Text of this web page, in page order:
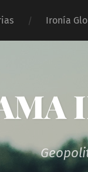
Ironía